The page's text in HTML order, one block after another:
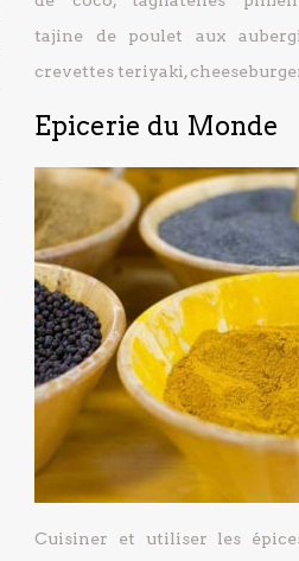
tajine de poulet aux
crevettes teriyaki,
Epicerie du Monde
Cuisiner et utiliser les